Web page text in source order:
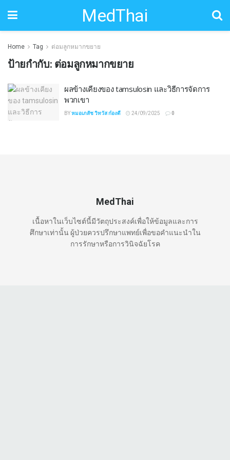
MedThai
Home Tag ต่อมลูกหมากขยาย
ป้ายกำกับ: ต่อมลูกหมากขยาย
ผลข้างเคียงของ tamsulosin และวิธีการจัดการ
พวกเขา
BYหมอเภสัช วิทวัส ก๋องดี 24/09/2025 0
MedThai
เนื้อหาในเว็บไซต์นี้มีวัตถุประสงค์เพื่อให้ข้อมูลและการ
ศึกษาเท่านั้น ผู้ป่วยควรปรึกษาแพทย์เพื่อขอคำแนะนำใน
การรักษาหรือการวินิจฉัยโรค